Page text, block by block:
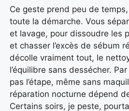
Ce geste prend peu de
toute la démarche. Vous
et lavage, pour dissoudre les
et chasser l’excès de sébum
décolle vraiment tout, le
l’équilibre sans dessécher.
pas l’étape, même sans
réparation nocturne dépend
Certains soirs, je peste,